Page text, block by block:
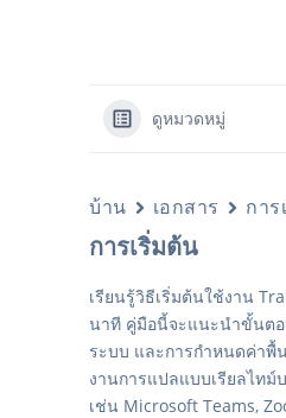
ดูหมวดหมู่
บ้าน เอกสาร การ
การเริ่มต้น
เรียนรู้วิธีเริ่มต้นใช้งาน
นาที คู่มือนี้จะแนะนำขั้นตอ
ระบบ และการกำหนดค่าพื้
งานการแปลแบบเรียลไท
เช่น Microsoft Teams,